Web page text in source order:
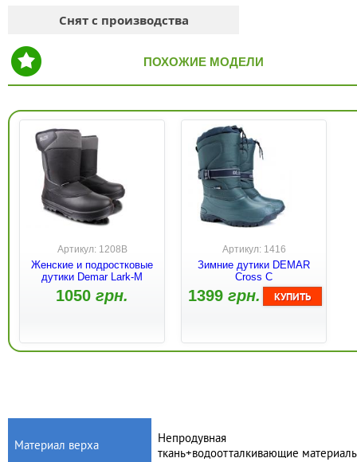
Снят с производства
ПОХОЖИЕ МОДЕЛИ
Артикул: 1208B
Женские и подростковые
дутики Demar Lark-M
1050 грн.
Артикул: 1416
Зимние дутики DEMAR
Cross C
1399 грн.
Материал верха
Непродувная
ткань+водоотталкивающие